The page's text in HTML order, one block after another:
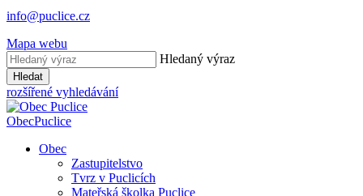
info@puclice.cz
Mapa webu
Hledaný výraz
Hledat
rozšířené vyhledávání
ObecPuclice
Obec
Zastupitelstvo
Tvrz v Puclicích
Mateřská školka Puclice